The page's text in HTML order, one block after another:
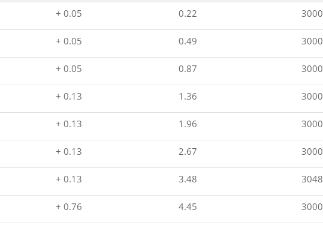
+ 0.05 0.22 3000
+ 0.05 0.49 3000
+ 0.05 0.87 3000
+ 0.13 1.36 3000
+ 0.13 1.96 3000
+ 0.13 2.67 3000
+ 0.13 3.48 3048
+ 0.76 4.45 3000